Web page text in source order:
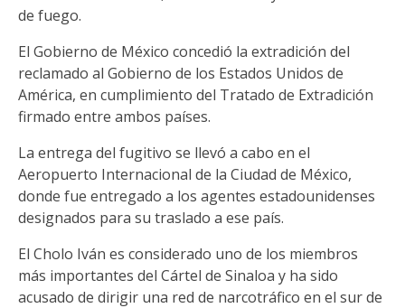
de fuego.
El Gobierno de México concedió la extradición del
reclamado al Gobierno de los Estados Unidos de
América, en cumplimiento del Tratado de Extradición
firmado entre ambos países.
La entrega del fugitivo se llevó a cabo en el
Aeropuerto Internacional de la Ciudad de México,
donde fue entregado a los agentes estadounidenses
designados para su traslado a ese país.
El Cholo Iván es considerado uno de los miembros
más importantes del Cártel de Sinaloa y ha sido
acusado de dirigir una red de narcotráfico en el sur de